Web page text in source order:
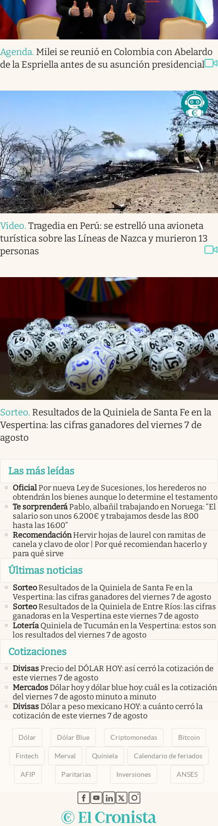
Agenda. Milei se reunió en Colombia con Abelardo
de la Espriella antes de su asunción presidencial
Video. Tragedia en Perú: se estrelló una avioneta
turística sobre las Líneas de Nazca y murieron 13
personas
Sorteo. Resultados de la Quiniela de Santa Fe en la
Vespertina: las cifras ganadores del viernes 7 de
agosto
Las más leídas
OficialPor nueva Ley de Sucesiones, los herederos no
obtendrán los bienes aunque lo determine el testamento
Te sorprenderáPablo, albañil trabajando en Noruega: “El
salario son unos 6.200€ y trabajamos desde las 8:00
hasta las 16:00”
RecomendaciónHervir hojas de laurel con ramitas de
canela y clavo de olor | Por qué recomiendan hacerlo y
para qué sirve
Últimas noticias
SorteoResultados de la Quiniela de Santa Fe en la
Vespertina: las cifras ganadores del viernes 7 de agosto
SorteoResultados de la Quiniela de Entre Ríos: las cifras
ganadoras en la Vespertina este viernes 7 de agosto
Lotería Quiniela de Tucumán en la Vespertina: estos son
los resultados del viernes 7 de agosto
Cotizaciones
DivisasPrecio del DÓLAR HOY: así cerró la cotización de
este viernes 7 de agosto
MercadosDólar hoy y dólar blue hoy: cuál es la cotización
del viernes 7 de agosto minuto a minuto
DivisasDólar a peso mexicano HOY: a cuánto cerró la
cotización de este viernes 7 de agosto
Dólar Dólar Blue Criptomonedas Bitcoin
Fintech Merval Quiniela Calendario de feriados
AFIP Paritarias Inversiones ANSES
abre en nueva pestaña
abre en nueva pestaña
abre en nueva pestaña
abre en nueva pestaña
abre en nueva pestaña